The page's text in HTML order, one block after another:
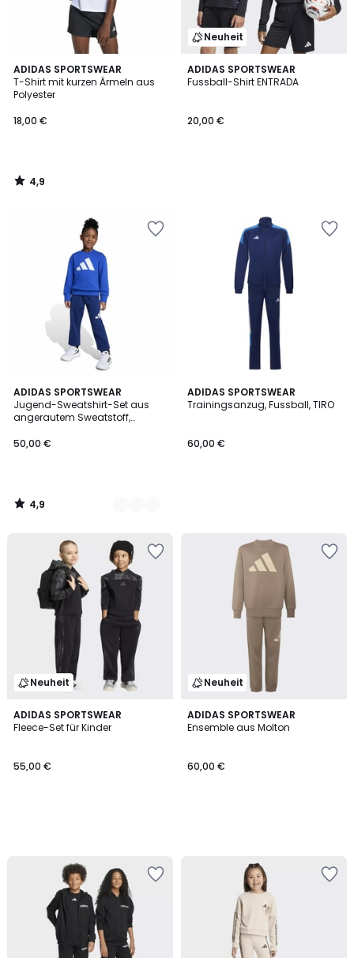
ADIDAS SPORTSWEAR
T-Shirt mit kurzen Ärmeln aus
Polyester
18,00 €
4,9
/ 5
4,9
/
Neuheit
ADIDAS SPORTSWEAR
Fussball-Shirt ENTRADA
20,00 €
ADIDAS SPORTSWEAR
Jugend-Sweatshirt-Set aus
angerautem Sweatstoff,
50,00 €
4,9
/ 5
2
Farben
4,9
/
ADIDAS SPORTSWEAR
Trainingsanzug, Fussball, TIRO
60,00 €
Neuheit
ADIDAS SPORTSWEAR
Fleece-Set für Kinder
55,00 €
Neuheit
ADIDAS SPORTSWEAR
Ensemble aus Molton
60,00 €